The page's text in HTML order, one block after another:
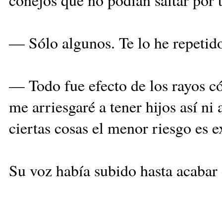
— Sólo algunos. Te lo he
— Todo fue efecto de los rayos
me arriesgaré a tener hijos así ni
ciertas cosas el menor riesgo es
Su voz había subido hasta